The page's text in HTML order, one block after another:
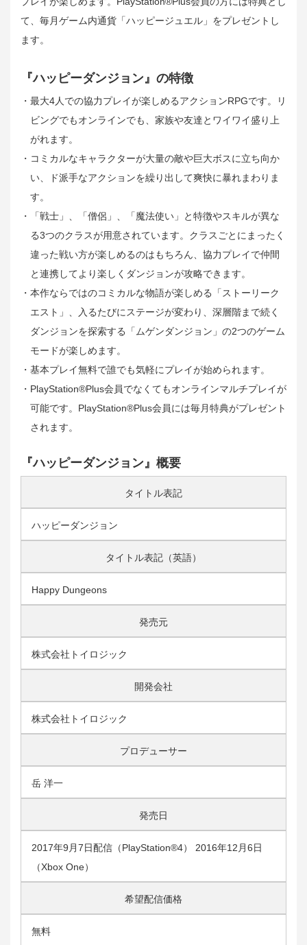
て、毎月ゲーム内通貨「ハッピージュエル」をプレゼントし
ます。
『ハッピーダンジョン』の特徴
・最大4人での協力プレイが楽しめるアクションRPGです。リ
ビングでもオンラインでも、家族や友達とワイワイ盛り上
がれます。
・コミカルなキャラクターが大量の敵や巨大ボスに立ち向か
い、ド派手なアクションを繰り出して爽快に暴れまわりま
す。
・「戦士」、「僧侶」、「魔法使い」と特徴やスキルが異な
る3つのクラスが用意されています。クラスごとにまったく
違った戦い方が楽しめるのはもちろん、協力プレイで仲間
と連携してより楽しくダンジョンが攻略できます。
・本作ならではのコミカルな物語が楽しめる「ストーリーク
エスト」、入るたびにステージが変わり、深層階まで続く
ダンジョンを探索する「ムゲンダンジョン」の2つのゲーム
モードが楽しめます。
・基本プレイ無料で誰でも気軽にプレイが始められます。
・PlayStation®Plus会員でなくてもオンラインマルチプレイが
可能です。PlayStation®Plus会員には毎月特典がプレゼント
されます。
『ハッピーダンジョン』概要
タイトル表記
ハッピーダンジョン
タイトル表記 （英語）
Happy Dungeons
発売元
株式会社トイロジック
開発会社
株式会社トイロジック
プロデューサー
岳 洋一
発売日
2017年9月7日配信（PlayStation®4） 2016年12月6日
（Xbox One）
希望配信価格
無料